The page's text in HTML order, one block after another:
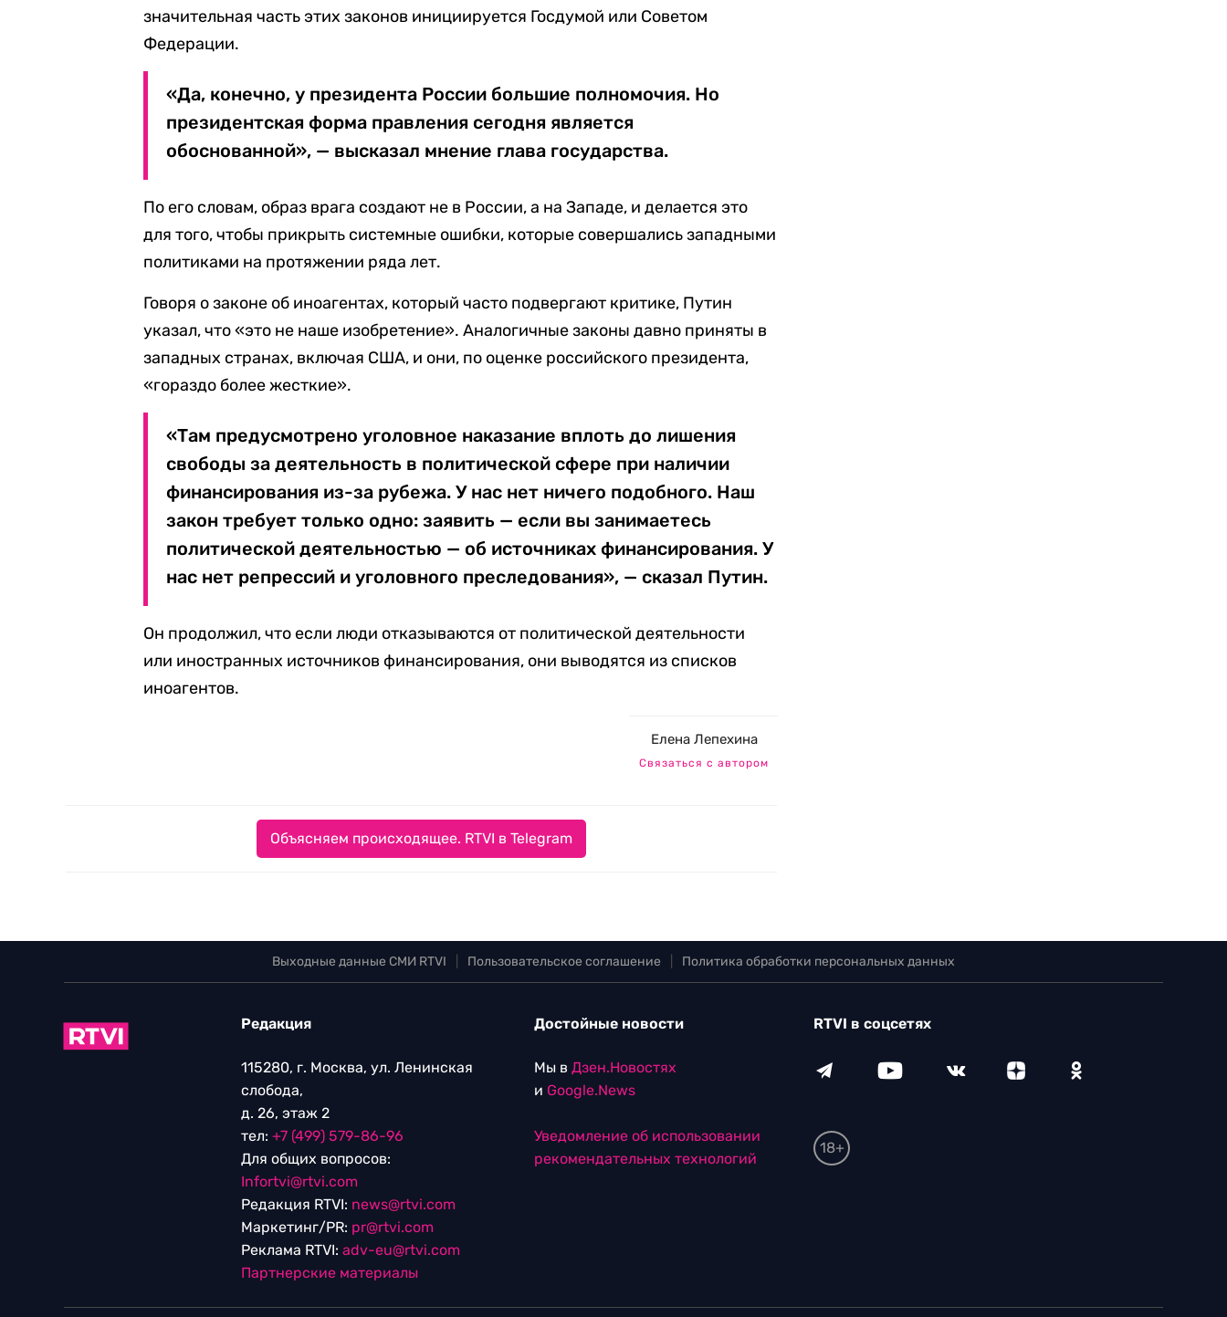
значительная часть этих законов инициируется Госдумой или Советом
Федерации.
«Да, конечно, у президента России большие полномочия. Но
президентская форма правления сегодня является
обоснованной», — высказал мнение глава государства.
По его словам, образ врага создают не в России, а на Западе, и делается это
для того, чтобы прикрыть системные ошибки, которые совершались западными
политиками на протяжении ряда лет.
Говоря о законе об иноагентах, который часто подвергают критике, Путин
указал, что «это не наше изобретение». Аналогичные законы давно приняты в
западных странах, включая США, и они, по оценке российского президента,
«гораздо более жесткие».
«Там предусмотрено уголовное наказание вплоть до лишения
свободы за деятельность в политической сфере при наличии
финансирования из-за рубежа. У нас нет ничего подобного. Наш
закон требует только одно: заявить — если вы занимаетесь
политической деятельностью — об источниках финансирования. У
нас нет репрессий и уголовного преследования», — сказал Путин.
Он продолжил, что если люди отказываются от политической деятельности
или иностранных источников финансирования, они выводятся из списков
иноагентов.
Елена Лепехина
Связаться с автором
Объясняем происходящее. RTVI в Telegram
Выходные данные СМИ RTVI Пользовательское соглашение Политика обработки персональных данных
Редакция
115280, г. Москва, ул. Ленинская
слобода,
д. 26, этаж 2
тел: +7 (499) 579-86-96
Для общих вопросов:
Infortvi@rtvi.com
Редакция RTVI: news@rtvi.com
Маркетинг/PR: pr@rtvi.com
Реклама RTVI: adv-eu@rtvi.com
Партнерские материалы
Достойные новости
Мы в Дзен.Новостях
и Google.News
Уведомление об использовании
рекомендательных технологий
RTVI в соцсетях
18+